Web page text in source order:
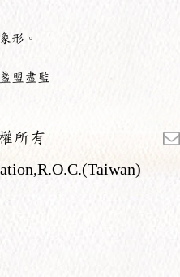
形。
盟盡監
所有